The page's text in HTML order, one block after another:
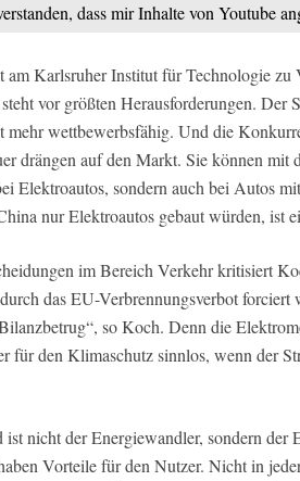
dass mir Inhalte von Youtube
am Karlsruher Institut für Technologie zu
vor größten Herausforderungen. Der
mehr wettbewerbsfähig. Und die
drängen auf den Markt. Sie können mit
Elektroautos, sondern auch bei Autos
nur Elektroautos gebaut würden, ist
im Bereich Verkehr kritisiert
das EU-Verbrennungsverbot
so Koch. Denn die
für den Klimaschutz sinnlos, wenn der
ist nicht der Energiewandler, sondern der
Vorteile für den Nutzer. Nicht in